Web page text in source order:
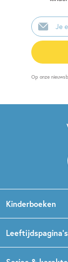
E-
mailadres
Op onze
Kinderboeken
Prentenboeken
Leeftijdspagina’s